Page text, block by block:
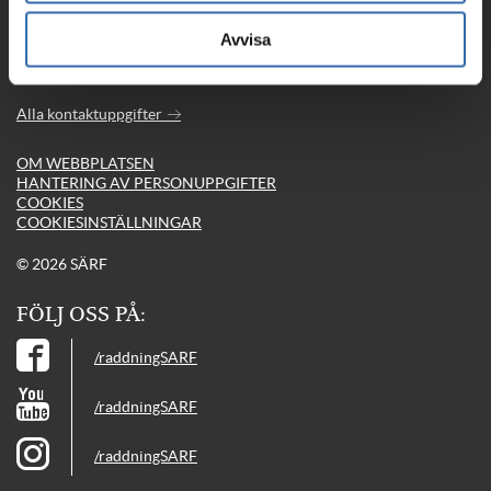
Avvisa
Olovsholmsgatan 12, 506 34 BORÅS
Telefon: 033-17 29 00 | Fax: 033-17 29 25
E-post:serf@serf.se
Alla kontaktuppgifter
OM WEBBPLATSEN
HANTERING AV PERSONUPPGIFTER
COOKIES
COOKIESINSTÄLLNINGAR
© 2026 SÄRF
FÖLJ OSS PÅ:
/raddningSARF
/raddningSARF
/raddningSARF